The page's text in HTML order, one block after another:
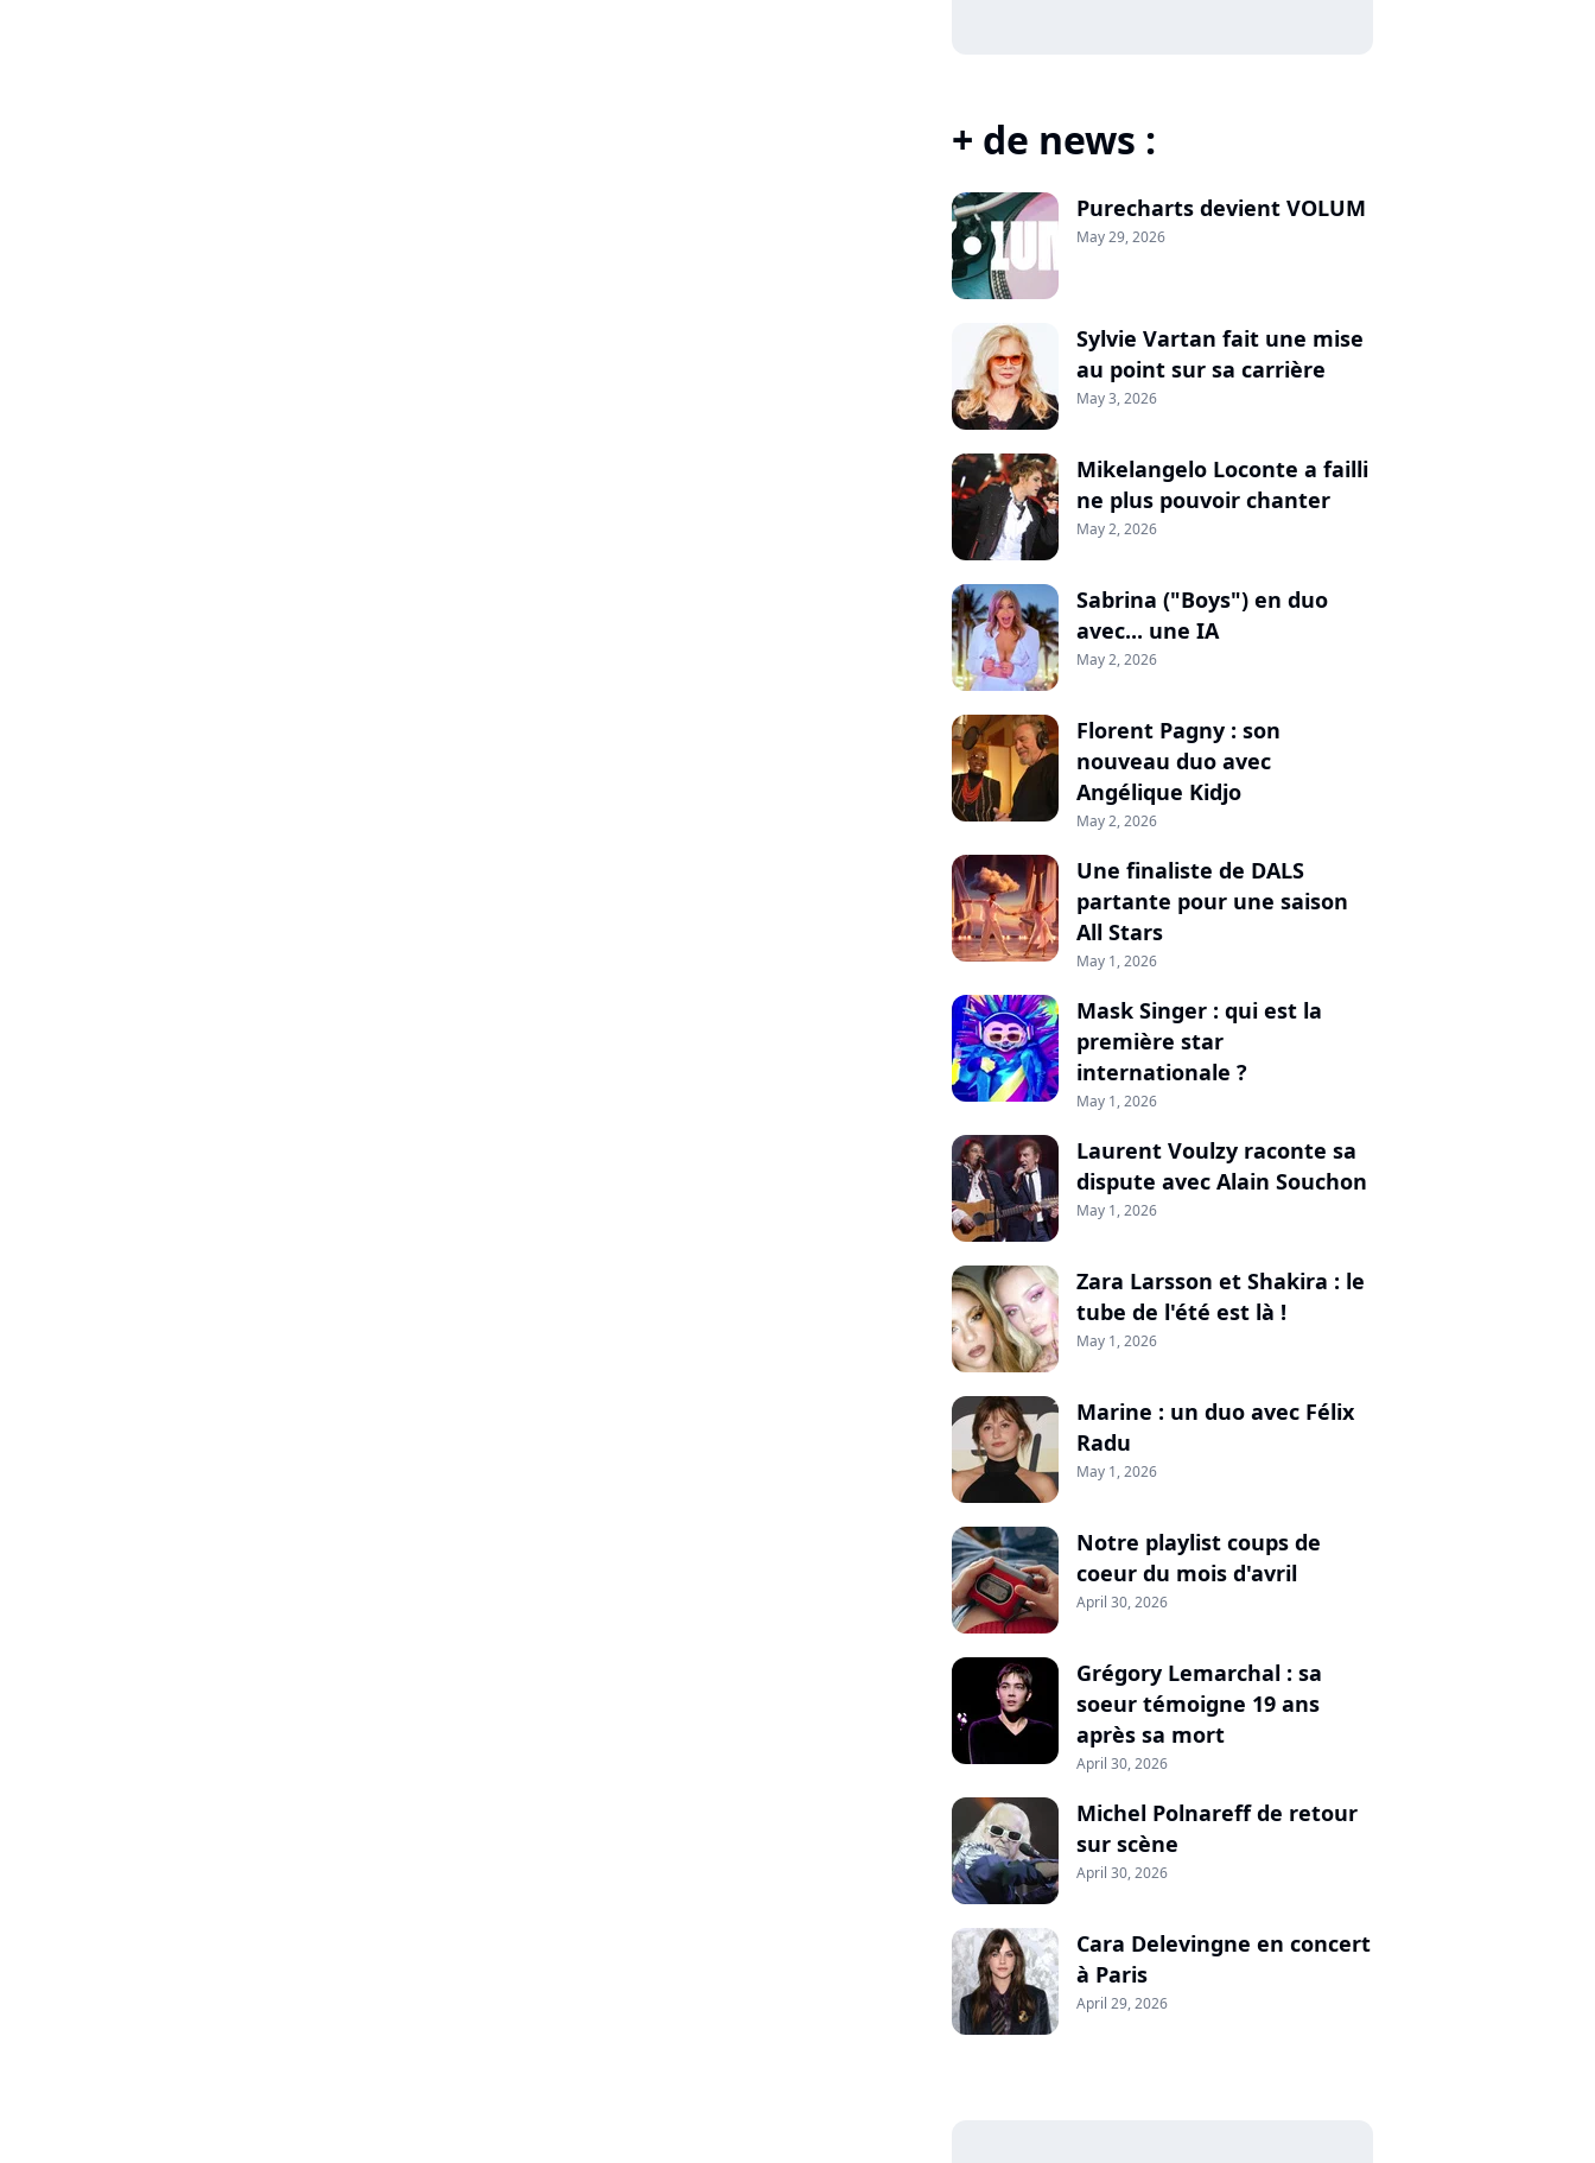
+ de news :
Purecharts devient VOLUM
May 29, 2026
Sylvie Vartan fait une mise
au point sur sa carrière
May 3, 2026
Mikelangelo Loconte a failli
ne plus pouvoir chanter
May 2, 2026
Sabrina ("Boys") en duo
avec... une IA
May 2, 2026
Florent Pagny : son
nouveau duo avec
Angélique Kidjo
May 2, 2026
Une finaliste de DALS
partante pour une saison
All Stars
May 1, 2026
Mask Singer : qui est la
première star
internationale ?
May 1, 2026
Laurent Voulzy raconte sa
dispute avec Alain Souchon
May 1, 2026
Zara Larsson et Shakira : le
tube de l'été est là !
May 1, 2026
Marine : un duo avec Félix
Radu
May 1, 2026
Notre playlist coups de
coeur du mois d'avril
April 30, 2026
Grégory Lemarchal : sa
soeur témoigne 19 ans
après sa mort
April 30, 2026
Michel Polnareff de retour
sur scène
April 30, 2026
Cara Delevingne en concert
à Paris
April 29, 2026